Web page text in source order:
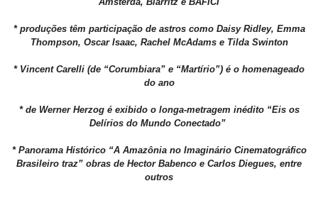
* produções têm participação de astros como Daisy Ridley, Emma
Thompson, Oscar Isaac, Rachel McAdams e Tilda Swinton
* Vincent Carelli (de “Corumbiara” e “Martírio”) é o homenageado
do ano
* de Werner Herzog é exibido o longa-metragem inédito “Eis os
Delírios do Mundo Conectado”
* Panorama Histórico “A Amazônia no Imaginário Cinematográfico
Brasileiro traz” obras de Hector Babenco e Carlos Diegues, entre
outros